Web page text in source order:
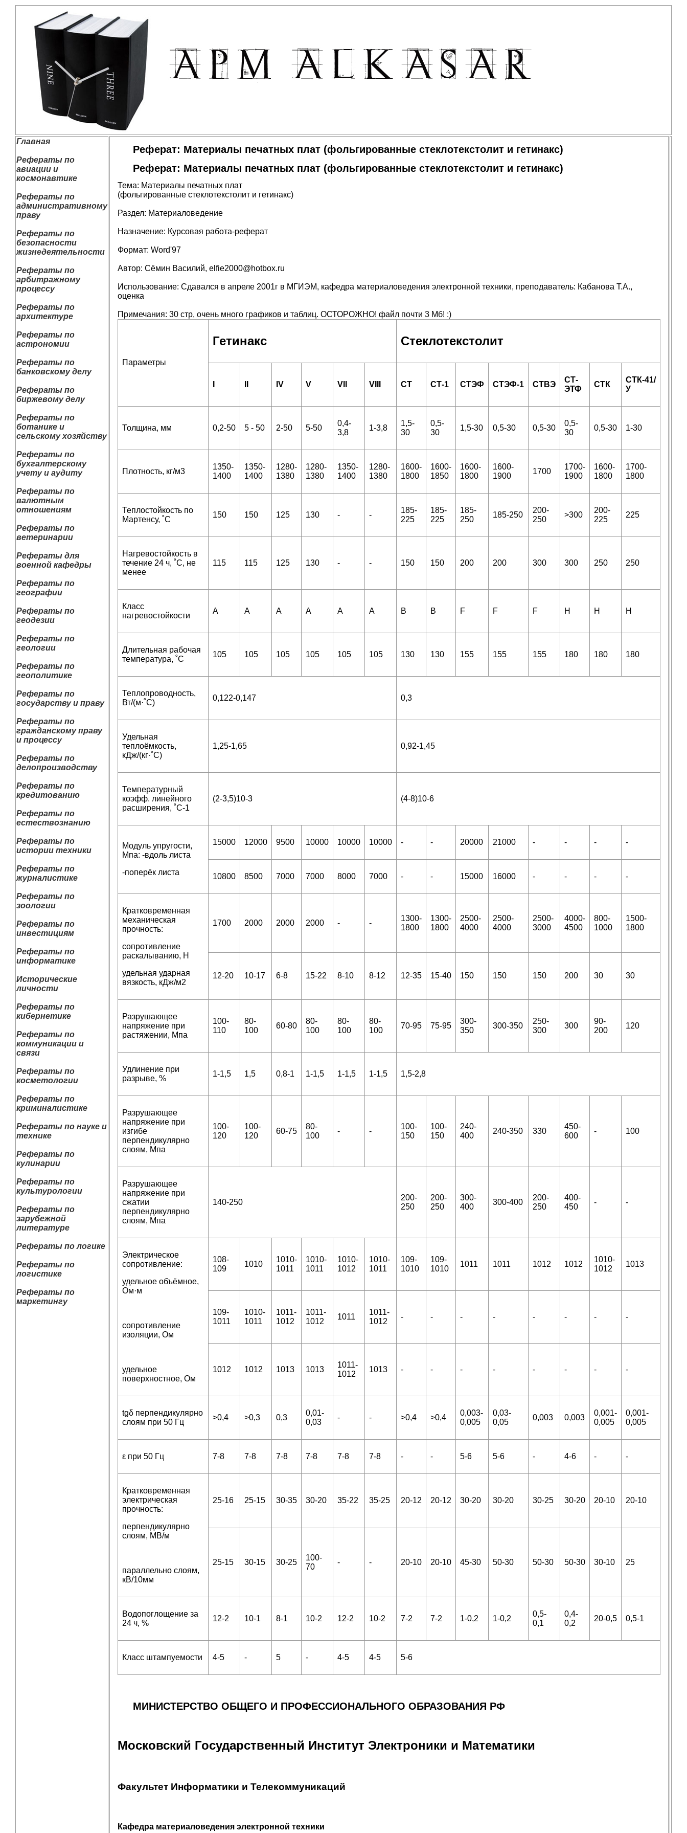
Главная
Рефераты по
авиации и
космонавтике
Рефераты по
административному
праву
Рефераты по
безопасности
жизнедеятельности
Рефераты по
арбитражному
процессу
Рефераты по
архитектуре
Рефераты по
астрономии
Рефераты по
банковскому делу
Рефераты по
биржевому делу
Рефераты по
ботанике и
сельскому хозяйству
Рефераты по
бухгалтерскому
учету и аудиту
Рефераты по
валютным
отношениям
Рефераты по
ветеринарии
Рефераты для
военной кафедры
Рефераты по
географии
Рефераты по
геодезии
Рефераты по
геологии
Рефераты по
геополитике
Рефераты по
государству и праву
Рефераты по
гражданскому праву
и процессу
Рефераты по
делопроизводству
Рефераты по
кредитованию
Рефераты по
естествознанию
Рефераты по
истории техники
Рефераты по
журналистике
Рефераты по
зоологии
Рефераты по
инвестициям
Рефераты по
информатике
Исторические
личности
Рефераты по
кибернетике
Рефераты по
коммуникации и
связи
Рефераты по
косметологии
Рефераты по
криминалистике
Рефераты по науке и
технике
Рефераты по
кулинарии
Рефераты по
культурологии
Рефераты по
зарубежной
литературе
Рефераты по логике
Рефераты по
логистике
Рефераты по
маркетингу
Реферат: Материалы печатных плат (фольгированные стеклотекстолит и гетинакс)
Реферат: Материалы печатных плат (фольгированные стеклотекстолит и гетинакс)
Тема: Материалы печатных плат
(фольгированные стеклотекстолит и гетинакс)
Раздел: Материаловедение
Назначение: Курсовая работа-реферат
Формат: Word'97
Автор: Сёмин Василий, elfie2000@hotbox.ru
Использование: Сдавался в апреле 2001г в МГИЭМ, кафедра материаловедения электронной техники, преподаватель: Кабанова Т.А.,
оценка
Примечания: 30 стр, очень много графиков и таблиц. ОСТОРОЖНО! файл почти 3 Мб! :)
Параметры
Гетинакс Стеклотекстолит
IV V VII VIII СТ СТ-1 СТЭФ СТЭФ-1 СТВЭ
СТ-
ЭТФ
СТК
СТК-41/
У
Толщина, мм 0,2-50 5 - 50 2-50 5-50
0,4-
3,8
1-3,8
1,5-
30
0,5-
30
1,5-30 0,5-30 0,5-30
0,5-
30
0,5-30 1-30
Плотность, кг/м3
1350-
1400
1350-
1400
1280-
1380
1280-
1380
1350-
1400
1280-
1380
1600-
1800
1600-
1850
1600-
1800
1600-
1900
1700
1700-
1900
1600-
1800
1700-
1800
Теплостойкость по
Мартенсу, ˚С
150 150 125 130 - -
185-
225
185-
225
185-
250
185-250
200-
250
>300
200-
225
225
Нагревостойкость в
течение 24 ч, ˚С, не
менее
115 115 125 130 - - 150 150 200 200 300 300 250 250
Класс
нагревостойкости
А А А А А А B B F F F H H H
Длительная рабочая
температура, ˚С
105 105 105 105 105 105 130 130 155 155 155 180 180 180
Теплопроводность,
Вт/(м·˚С)
0,122-0,147 0,3
Удельная
теплоёмкость,
кДж/(кг·˚С)
1,25-1,65 0,92-1,45
Температурный
коэфф. линейного
расширения, ˚С-1
(2-3,5)10-3 (4-8)10-6
Модуль упругости,
Мпа: -вдоль листа
-поперёк листа
15000 12000 9500 10000 10000 10000 - - 20000 21000 - - - -
10800 8500 7000 7000 8000 7000 - - 15000 16000 - - - -
Кратковременная
механическая
прочность:
сопротивление
раскалыванию, Н
удельная ударная
вязкость, кДж/м2
1700 2000 2000 2000 - -
1300-
1800
1300-
1800
2500-
4000
2500-
4000
2500-
3000
4000-
4500
800-
1000
1500-
1800
12-20 10-17 6-8 15-22 8-10 8-12 12-35 15-40 150 150 150 200 30 30
Разрушающее
напряжение при
растяжении, Мпа
100-
110
80-
100
60-80
80-
100
80-
100
80-
100
70-95 75-95
300-
350
300-350
250-
300
300
90-
200
120
Удлинение при
разрыве, %
1-1,5 1,5 0,8-1 1-1,5 1-1,5 1-1,5 1,5-2,8
Разрушающее
напряжение при
изгибе
перпендикулярно
слоям, Мпа
100-
120
100-
120
60-75
80-
100
- -
100-
150
100-
150
240-
400
240-350 330
450-
600
- 100
Разрушающее
напряжение при
сжатии
перпендикулярно
слоям, Мпа
140-250
200-
250
200-
250
300-
400
300-400
200-
250
400-
450
- -
Электрическое
сопротивление:
удельное объёмное,
Ом·м
сопротивление
изоляции, Ом
удельное
поверхностное, Ом
108-
109
1010
1010-
1011
1010-
1011
1010-
1012
1010-
1011
109-
1010
109-
1010
1011 1011 1012 1012
1010-
1012
1013
109-
1011
1010-
1011
1011-
1012
1011-
1012
1011
1011-
1012
- - - - - - - -
1012 1012 1013 1013
1011-
1012
1013 - - - - - - - -
tgδ перпендикулярно
слоям при 50 Гц
>0,4 >0,3 0,3
0,01-
0,03
- - >0,4 >0,4
0,003-
0,005
0,03-
0,05
0,003 0,003
0,001-
0,005
0,001-
0,005
ε при 50 Гц 7-8 7-8 7-8 7-8 7-8 7-8 - - 5-6 5-6 - 4-6 - -
Кратковременная
электрическая
прочность:
перпендикулярно
слоям, МВ/м
параллельно слоям,
кВ/10мм
25-16 25-15 30-35 30-20 35-22 35-25 20-12 20-12 30-20 30-20 30-25 30-20 20-10 20-10
25-15 30-15 30-25
100-
70
- - 20-10 20-10 45-30 50-30 50-30 50-30 30-10 25
Водопоглощение за
24 ч, %
12-2 10-1 8-1 10-2 12-2 10-2 7-2 7-2 1-0,2 1-0,2
0,5-
0,1
0,4-
0,2
20-0,5 0,5-1
Класс штампуемости 4-5 - 5 - 4-5 4-5 5-6
МИНИСТЕРСТВО ОБЩЕГО И ПРОФЕССИОНАЛЬНОГО ОБРАЗОВАНИЯ РФ
Московский Государственный Институт Электроники и Математики
Факультет Информатики и Телекоммуникаций
Кафедра материаловедения электронной техники